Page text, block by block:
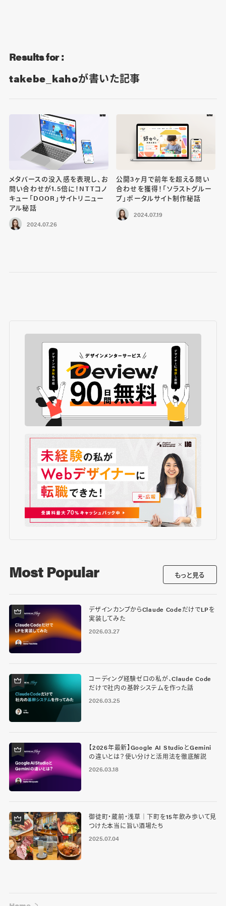
Results for :
takebe_kahoが書いた記事
メタバースの没入感を表現し、お
問い合わせが1.5倍に！NTTコノ
キュー「DOOR」サイトリニュー
アル秘話
2024.07.26
公開3ヶ月で前年を超える問い
合わせを獲得！「ソラストグルー
プ」ポータルサイト制作秘話
2024.07.19
Most Popular もっと見る
デザインカンプからClaude CodeだけでLPを
実装してみた
2026.03.27
コーディング経験ゼロの私が、Claude Code
だけで社内の基幹システムを作った話
2026.03.25
【2026年最新】Google AI StudioとGemini
の違いとは？使い分けと活用法を徹底解説
2026.03.18
御徒町・蔵前・浅草｜下町を15年飲み歩いて見
つけた本当に旨い酒場たち
2025.07.04